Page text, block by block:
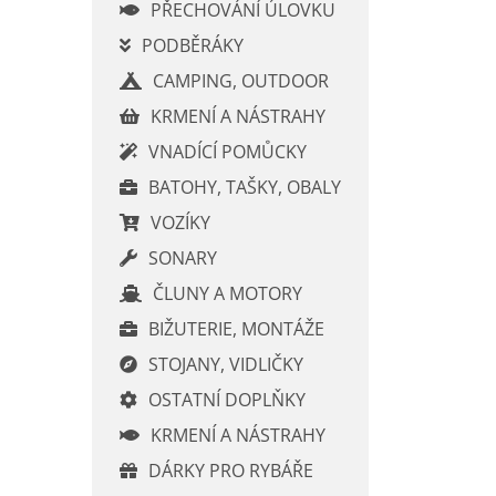
PŘECHOVÁNÍ ÚLOVKU
PODBĚRÁKY
CAMPING, OUTDOOR
KRMENÍ A NÁSTRAHY
VNADÍCÍ POMŮCKY
BATOHY, TAŠKY, OBALY
VOZÍKY
SONARY
ČLUNY A MOTORY
BIŽUTERIE, MONTÁŽE
STOJANY, VIDLIČKY
OSTATNÍ DOPLŇKY
KRMENÍ A NÁSTRAHY
DÁRKY PRO RYBÁŘE